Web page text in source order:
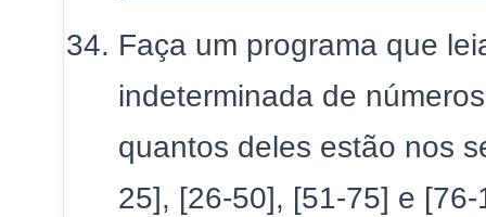
Faça um programa que
indeterminada de
quantos deles estão nos
25], [26-50], [51-75] e